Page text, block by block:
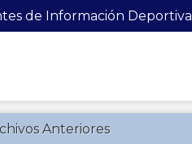
de Información Deportiva
Anteriores